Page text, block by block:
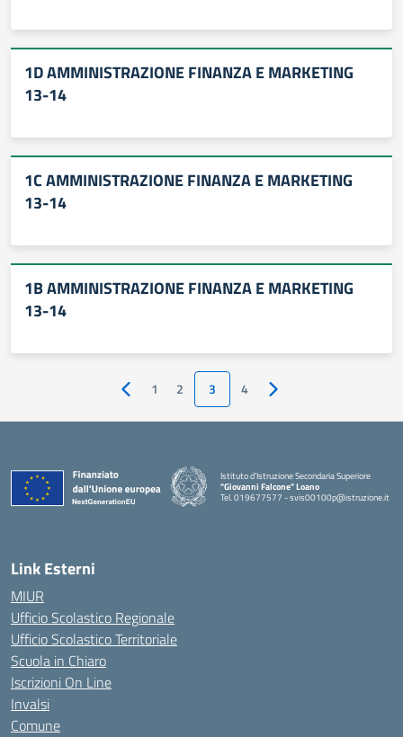
1D AMMINISTRAZIONE FINANZA E MARKETING
13-14
1C AMMINISTRAZIONE FINANZA E MARKETING
13-14
1B AMMINISTRAZIONE FINANZA E MARKETING
13-14
Pagina precedente
1 2 3 4 Pagina successiva
Istituto d'Istruzione Secondaria Superiore
"Giovanni Falcone" Loano
Tel. 019677577 - svis00100p@istruzione.it
— Visita la pagina iniziale della scuola
Link Esterni
MIUR
Ufficio Scolastico Regionale
Ufficio Scolastico Territoriale
Scuola in Chiaro
Iscrizioni On Line
Invalsi
Comune